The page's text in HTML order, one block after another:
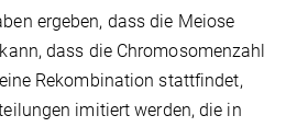
ergeben, dass die Meiose
dass die Chromosomenzahl
Rekombination stattfindet,
imitiert werden, die in